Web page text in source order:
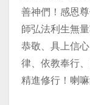
善神們！感恩
師弘法利生無
恭敬、具上信
律、依教奉行
精進修行！喇